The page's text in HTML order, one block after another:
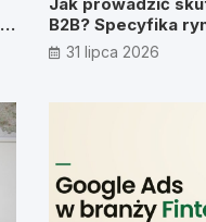
B2B? Specyfika
metody
31 lipca 2026